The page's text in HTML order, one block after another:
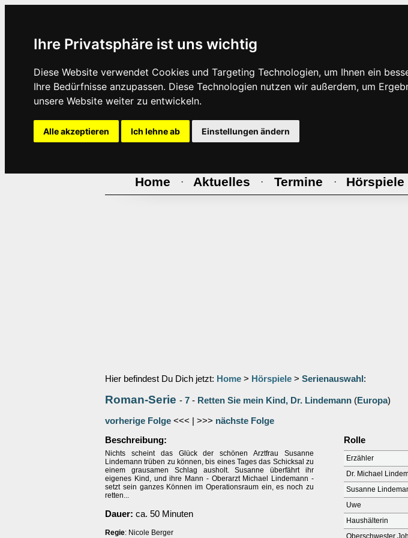
Ihre Privatsphäre ist uns wichtig
Diese Website verwendet Cookies und Targeting Technologien, um Ihnen ein
Ihre Bedürfnisse anzupassen. Diese Technologien nutzen wir außerdem, um
unsere Website weiter zu entwickeln.
Alle akzeptieren Ich lehne ab Einstellungen ändern
Home · Aktuelles · Termine · Hörspiele
Hier befindest Du Dich jetzt: Home > Hörspiele > Serienauswahl :
Roman-Serie - 7 - Retten Sie mein Kind, Dr. Lindemann (Europa)
vorherige Folge <<< | >>> nächste Folge
Beschreibung:
Nichts scheint das Glück der schönen Arztfrau Susanne
Lindemann trüben zu können, bis eines Tages das Schicksal zu
einem grausamen Schlag ausholt. Susanne überfährt ihr
eigenes Kind, und ihre Mann - Oberarzt Michael Lindemann -
setzt sein ganzes Können im Operationsraum ein, es noch zu
retten...
Dauer: ca. 50 Minuten
Regie: Nicole Berger
Rolle
Erzähler
Dr. Michael
Susanne
Uwe
Haushälterin
Oberschwester